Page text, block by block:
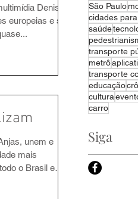
Denise
europeias e se
unem e
mais
o Brasil e
São Paulo
cidades
saúde
transporte
metrô
transporte
educação
cultura
carro
Siga